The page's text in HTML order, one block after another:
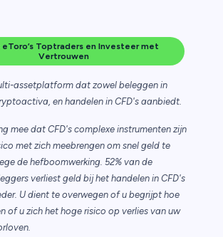
Toptraders en Investeer met
Vertrouwen
assetplatform dat zowel beleggen in
en handelen in CFD's aanbiedt.
mee dat CFD's complexe instrumenten zijn
met zich meebrengen om snel geld te
de hefboomwerking. 52% van de
verliest geld bij het handelen in CFD's
U dient te overwegen of u begrijpt hoe
of u zich het hoge risico op verlies van uw